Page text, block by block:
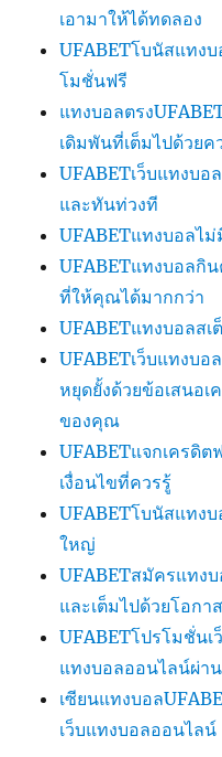
เอามาให้ได้ทดลอง
UFABETโบนัสแทง
โมชั่นฟรี
แทงบอลตรง
เดิมพันที่เต็มไปด้วยค
UFABETเว็บแทงบ
และทันท่วงที
UFABETแทงบอลไ
UFABETแทงบอลกิ
ที่ให้คุณได้มากกว่า
UFABETแทงบอลส
UFABETเว็บแทงบ
หยุดยั้งด้วยข้อเสนอ
ของคุณ
UFABETแจกเครดิต
เงื่อนไขที่ควรรู้
UFABETโบนัสแทง
ใหญ่
UFABETสมัครแทงบ
และเต็มไปด้วยโอกาส
UFABETโปรโมชั่นเ
แทงบอลออนไลน์ผ่า
เซียนแทงบอล
เว็บแทงบอลออนไลน์